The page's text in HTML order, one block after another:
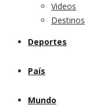
Videos
Destinos
Deportes
País
Mundo